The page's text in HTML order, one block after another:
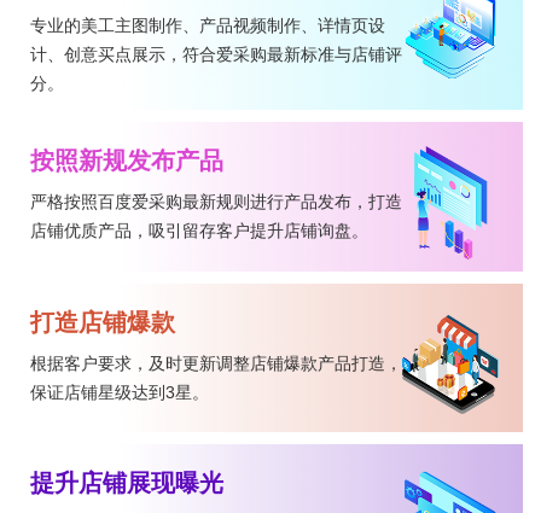
专业的美工主图制作、产品视频制作、详情页设
计、创意买点展示，符合爱采购最新标准与店铺评
分。
按照新规发布产品
严格按照百度爱采购最新规则进行产品发布，打造
店铺优质产品，吸引留存客户提升店铺询盘。
打造店铺爆款
根据客户要求，及时更新调整店铺爆款产品打造，
保证店铺星级达到3星。
提升店铺展现曝光